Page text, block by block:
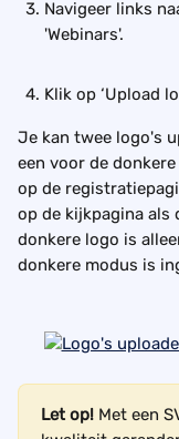
Navigeer links
'Webinars'.
Klik op ‘Upload
Je kan twee logo's
een voor de
op de
op de kijkpagina als
donkere logo is
donkere modus is
Let op! Met een